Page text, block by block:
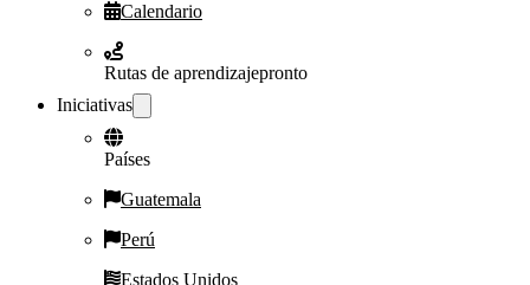
Calendario
Rutas de aprendizajepronto
Iniciativas
Países
Guatemala
Perú
Estados Unidos